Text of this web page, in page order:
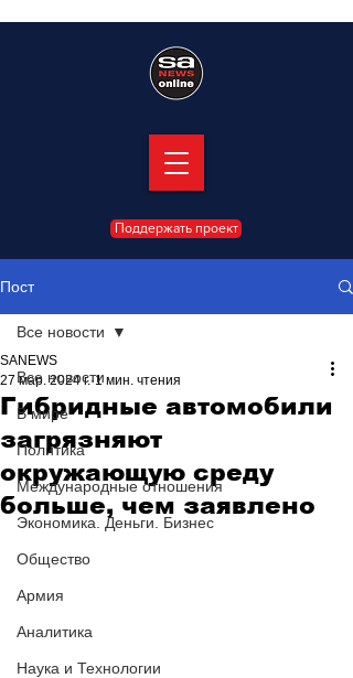
Поддержать проект
Пост
Все новости
В мире
Политика
Международные отношения
Экономика. Деньги. Бизнес
Общество
Армия
Аналитика
Наука и Технологии
Все новости
Гибридные автомобили
загрязняют
окружающую среду
больше, чем заявлено
SANEWS
27 мар. 2024 г. 1 мин. чтения